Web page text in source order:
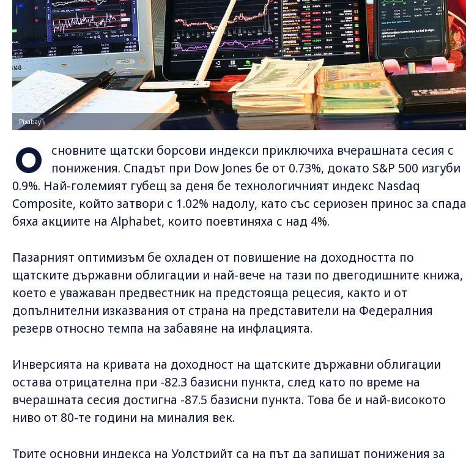
Pixabay
О
сновните щатски борсови индекси приключиха вчерашната сесия с
понижения. Спадът при Dow Jones бе от 0.73%, докато S&P 500 изгуби
0.9%. Най-големият губещ за деня бе технологичният индекс Nasdaq
Composite, който затвори с 1.02% надолу, като със сериозен принос за спада
бяха акциите на Alphabet, които поевтиняха с над 4%.
Пазарният оптимизъм бе охладен от повишение на доходността по
щатските държавни облигации и най-вече на тази по двегодишните книжа,
което e уважаван предвестник на предстояща рецесия, както и от
допълнителни изказвания от страна на представители на Федералния
резерв относно темпа на забавяне на инфлацията.
Инверсията на кривата на доходност на щатските държавни облигации
остава отрицателна при -82.3 базисни пункта, след като по време на
вчерашната сесия достигна -87.5 базисни пункта. Това бе и най-високото
ниво от 80-те години на миналия век.
Трите основни индекса на Уолстрийт са на път да запишат понижения за